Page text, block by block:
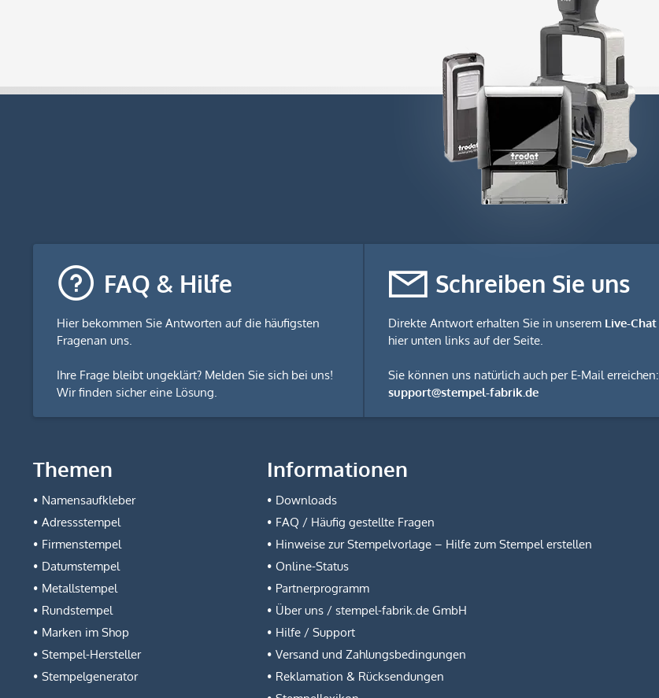
FAQ & Hilfe
Hier bekommen Sie Antworten auf die häufigsten
Fragenan uns.
Ihre Frage bleibt ungeklärt? Melden Sie sich bei uns!
Wir finden sicher eine Lösung.
Schreiben Sie uns
Direkte Antwort erhalten Sie in unserem Live-Chat
hier unten links auf der Seite.
Sie können uns natürlich auch per E-Mail erreichen:
support@stempel-fabrik.de
Themen
Namensaufkleber
Adressstempel
Firmenstempel
Datumstempel
Metallstempel
Rundstempel
Marken im Shop
Stempel-Hersteller
Stempelgenerator
Informationen
Downloads
FAQ / Häufig gestellte Fragen
Hinweise zur Stempelvorlage – Hilfe zum Stempel erstellen
Online-Status
Partnerprogramm
Über uns / stempel-fabrik.de GmbH
Hilfe / Support
Versand und Zahlungsbedingungen
Reklamation & Rücksendungen